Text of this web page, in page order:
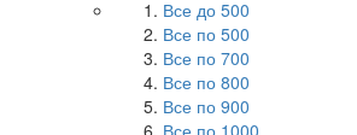
Все до 500
Все по 500
Все по 700
Все по 800
Все по 900